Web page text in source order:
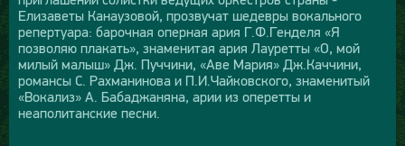
Елизаветы Канаузовой, прозвучат шедевры вокального
репертуара: барочная оперная ария Г.Ф.Генделя «Я
позволяю плакать», знаменитая ария Лауретты «O, мой
милый малыш» Дж. Пуччини, «Аве Мария» Дж.Каччини,
романсы С. Рахманинова и П.И.Чайковского, знаменитый
«Вокализ» А. Бабаджаняна, арии из оперетты и
неаполитанские песни.